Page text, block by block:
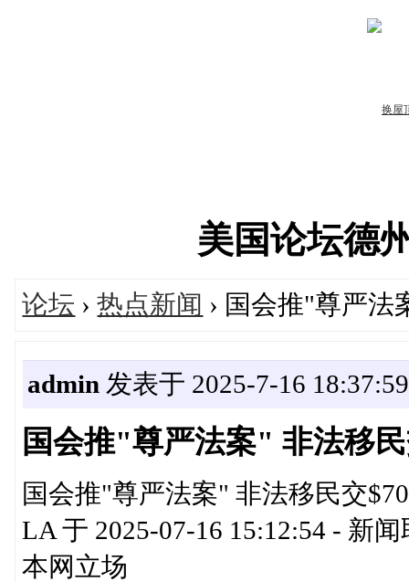
美国论坛德
论坛 ›热点新闻 › 国会推"尊严法
admin 发表于 2025-7-16 18:37:59
国会推"尊严法案" 非法移
国会推"尊严法案" 非法移民交
LA 于 2025-07-16 15:12:54 - 新
本网立场